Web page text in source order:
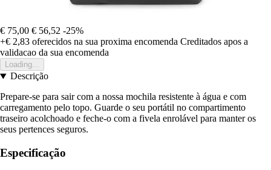
€ 75,00 € 56,52 -25%
+€ 2,83 oferecidos na sua proxima encomenda Creditados apos a
validacao da sua encomenda
Loading...
Descrição
Prepare-se para sair com a nossa mochila resistente à água e com
carregamento pelo topo. Guarde o seu portátil no compartimento
traseiro acolchoado e feche-o com a fivela enrolável para manter os
seus pertences seguros.
Especificação